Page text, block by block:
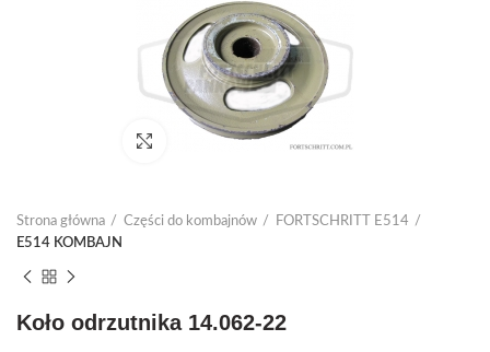
Kliknij, aby powiększyć
Strona główna Części do kombajnów
FORTSCHRITT E514
E514 KOMBAJN
Koło odrzutnika 14.062-22